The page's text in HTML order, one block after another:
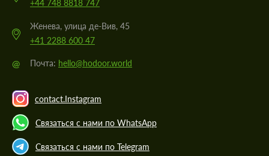
+44 748 8818 747
Женева, улица де-Вив, 45
+41 2288 600 47
@ Почта: hello@hodoor.world
contact.Instagram
Связаться с нами по WhatsApp
Связаться с нами по Telegram